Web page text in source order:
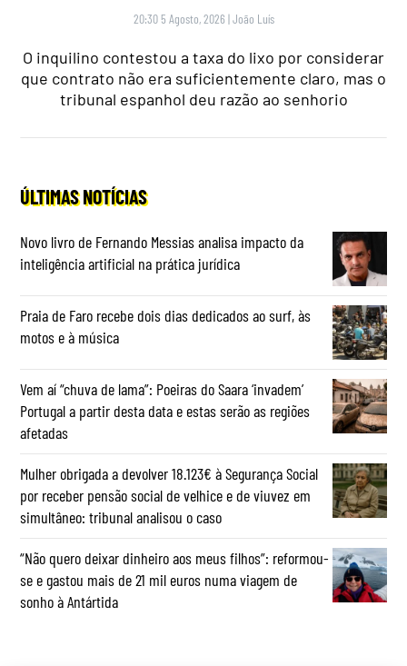
20:30 5 Agosto, 2026 |João Luís
O inquilino contestou a taxa do lixo por considerar
que contrato não era suficientemente claro, mas o
tribunal espanhol deu razão ao senhorio
ÚLTIMAS NOTÍCIAS
Novo livro de Fernando Messias analisa impacto da
inteligência artificial na prática jurídica
Praia de Faro recebe dois dias dedicados ao surf, às
motos e à música
Vem aí “chuva de lama”: Poeiras do Saara ‘invadem’
Portugal a partir desta data e estas serão as regiões
afetadas
Mulher obrigada a devolver 18.123€ à Segurança Social
por receber pensão social de velhice e de viuvez em
simultâneo: tribunal analisou o caso
“Não quero deixar dinheiro aos meus filhos”: reformou-
se e gastou mais de 21 mil euros numa viagem de
sonho à Antártida